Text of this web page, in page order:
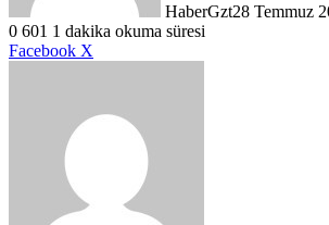
HaberGzt28 Temmuz
0 601 1 dakika okuma süresi
Facebook X